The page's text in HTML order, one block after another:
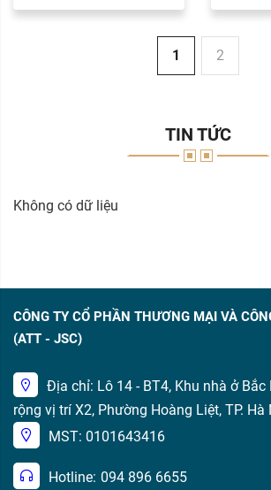
1 2
TIN TỨC
Không có dữ liệu
CÔNG TY CỔ PHẦN THƯƠNG MẠI VÀ
(ATT - JSC)
Địa chỉ: Lô 14 - BT4, Khu nhà ở
rộng vị trí X2, Phường Hoàng Liệt, TP. Hà
MST: 0101643416
Hotline: 094 896 6655